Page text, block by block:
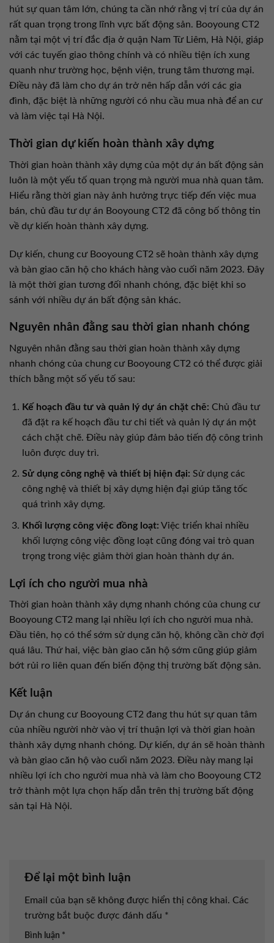
hút sự quan tâm lớn, chúng ta cần nhớ rằng vị trí của dự án
rất quan trọng trong lĩnh vực bất động sản. Booyoung CT2
nằm tại một vị trí đắc địa ở quận Nam Từ Liêm, Hà Nội, giáp
với các tuyến giao thông chính và có nhiều tiện ích xung
quanh như trường học, bệnh viện, trung tâm thương mại.
Điều này đã làm cho dự án trở nên hấp dẫn với các gia
đình, đặc biệt là những người có nhu cầu mua nhà để an cư
và làm việc tại Hà Nội.
Thời gian dự kiến hoàn thành xây dựng
Thời gian hoàn thành xây dựng của một dự án bất động sản
luôn là một yếu tố quan trọng mà người mua nhà quan tâm.
Hiểu rằng thời gian này ảnh hưởng trực tiếp đến việc mua
bán, chủ đầu tư dự án Booyoung CT2 đã công bố thông tin
về dự kiến hoàn thành xây dựng.
Dự kiến, chung cư Booyoung CT2 sẽ hoàn thành xây dựng
và bàn giao căn hộ cho khách hàng vào cuối năm 2023. Đây
là một thời gian tương đối nhanh chóng, đặc biệt khi so
sánh với nhiều dự án bất động sản khác.
Nguyên nhân đằng sau thời gian nhanh chóng
Nguyên nhân đằng sau thời gian hoàn thành xây dựng
nhanh chóng của chung cư Booyoung CT2 có thể được giải
thích bằng một số yếu tố sau:
Kế hoạch đầu tư và quản lý dự án chặt chẽ: Chủ đầu tư
đã đặt ra kế hoạch đầu tư chi tiết và quản lý dự án một
cách chặt chẽ. Điều này giúp đảm bảo tiến độ công trình
luôn được duy trì.
Sử dụng công nghệ và thiết bị hiện đại: Sử dụng các
công nghệ và thiết bị xây dựng hiện đại giúp tăng tốc
quá trình xây dựng.
Khối lượng công việc đồng loạt: Việc triển khai nhiều
khối lượng công việc đồng loạt cũng đóng vai trò quan
trọng trong việc giảm thời gian hoàn thành dự án.
Lợi ích cho người mua nhà
Thời gian hoàn thành xây dựng nhanh chóng của chung cư
Booyoung CT2 mang lại nhiều lợi ích cho người mua nhà.
Đầu tiên, họ có thể sớm sử dụng căn hộ, không cần chờ đợi
quá lâu. Thứ hai, việc bàn giao căn hộ sớm cũng giúp giảm
bớt rủi ro liên quan đến biến động thị trường bất động sản.
Kết luận
Dự án chung cư Booyoung CT2 đang thu hút sự quan tâm
của nhiều người nhờ vào vị trí thuận lợi và thời gian hoàn
thành xây dựng nhanh chóng. Dự kiến, dự án sẽ hoàn thành
và bàn giao căn hộ vào cuối năm 2023. Điều này mang lại
nhiều lợi ích cho người mua nhà và làm cho Booyoung CT2
trở thành một lựa chọn hấp dẫn trên thị trường bất động
sản tại Hà Nội.
Để lại một bình luận
Email của bạn sẽ không được hiển thị công khai. Các
trường bắt buộc được đánh dấu *
Bình luận *